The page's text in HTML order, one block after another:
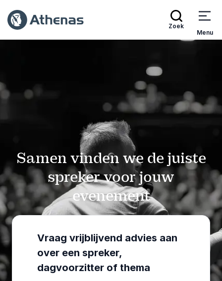
Zoek
Menu
Samen vinden we de juiste
spreker voor jouw
evenement
Vraag vrijblijvend advies aan
over een spreker,
dagvoorzitter of thema